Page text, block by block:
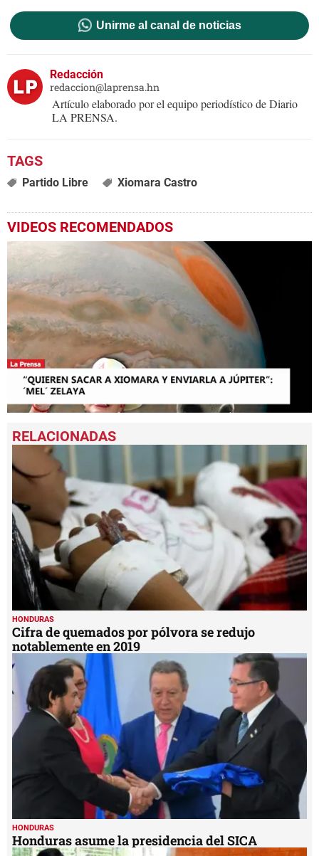
Unirme al canal de noticias
Redacción
redaccion@laprensa.hn
Artículo elaborado por el equipo periodístico de Diario
LA PRENSA.
Partido Libre Xiomara Castro
VIDEOS RECOMENDADOS
seconds
of
minutes,
21
seconds
HONDURAS
Cifra de quemados por pólvora se redujo
notablemente en 2019
HONDURAS
Honduras asume la presidencia del SICA